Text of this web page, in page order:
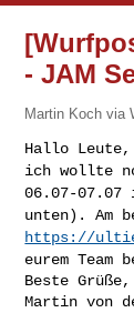
- JAM
Martin Koch via
ich wollte
06.07-07.07
unten).Am
https://
eurem Team
Beste Grüße,
Martin von